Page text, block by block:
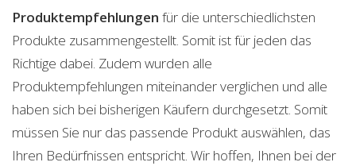
Produktempfehlungen für die unterschiedlichsten
Produkte zusammengestellt. Somit ist für jeden das
Richtige dabei. Zudem wurden alle
Produktempfehlungen miteinander verglichen und alle
haben sich bei bisherigen Käufern durchgesetzt. Somit
müssen Sie nur das passende Produkt auswählen, das
Ihren Bedürfnissen entspricht. Wir hoffen, Ihnen bei der